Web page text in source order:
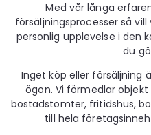
Med vår långa
försäljningsprocesser så
personlig upplevelse i den
du
Inget köp eller försäljning
ögon. Vi förmedlar
bostadstomter, fritidshus,
till hela